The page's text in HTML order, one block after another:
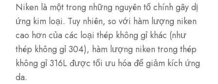
Niken là một trong những nguyên tố chính gây dị
ứng kim loại. Tuy nhiên, so với hàm lượng niken
cao hơn của các loại thép không gỉ khác (như
thép không gỉ 304), hàm lượng niken trong thép
không gỉ 316L được tối ưu hóa để giảm kích ứng
da.